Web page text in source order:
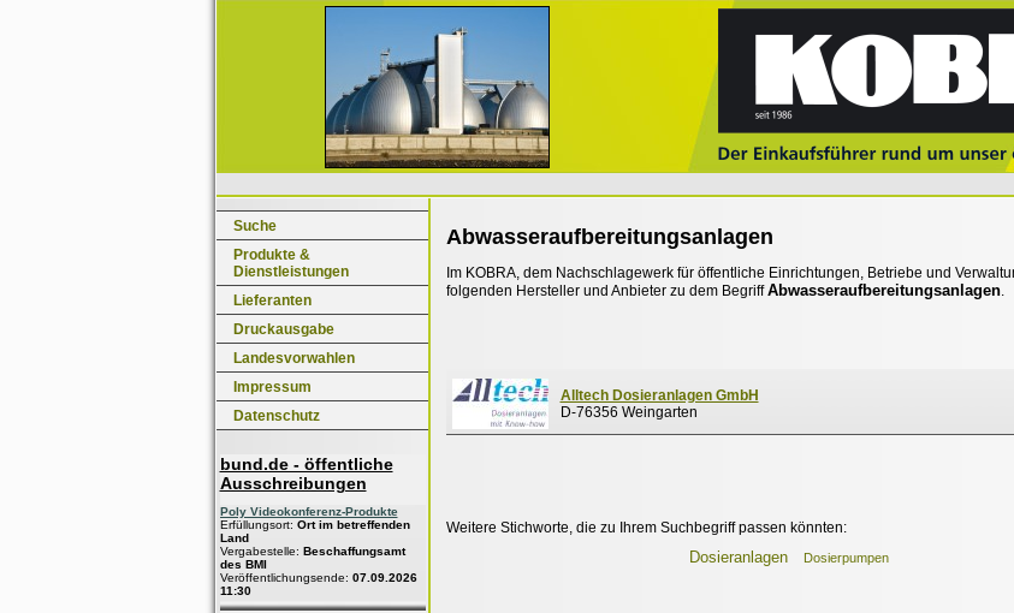
Suche
Produkte &
Dienstleistungen
Lieferanten
Druckausgabe
Landesvorwahlen
Impressum
Datenschutz
bund.de - öffentliche
Ausschreibungen
Poly Videokonferenz-Produkte
Erfüllungsort: Ort im betreffenden
Land
Vergabestelle: Beschaffungsamt
des BMI
Veröffentlichungsende: 07.09.2026
11:30
Abwasseraufbereitungsanlagen
Im KOBRA, dem Nachschlagewerk für öffentliche Einrichtungen, Betriebe und
folgenden Hersteller und Anbieter zu dem BegriffAbwasseraufbereitungsanlagen.
Alltech Dosieranlagen GmbH
D-76356 Weingarten
Weitere Stichworte, die zu Ihrem Suchbegriff passen könnten:
Dosieranlagen Dosierpumpen